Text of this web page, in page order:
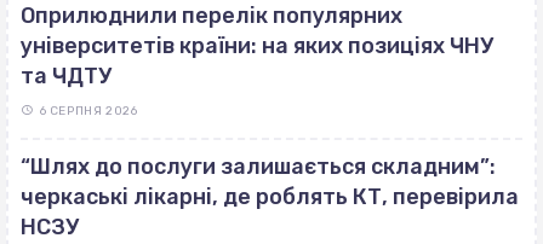
Оприлюднили перелік популярних
університетів країни: на яких позиціях ЧНУ
та ЧДТУ
6 СЕРПНЯ 2026
“Шлях до послуги залишається складним”:
черкаські лікарні, де роблять КТ, перевірила
НСЗУ